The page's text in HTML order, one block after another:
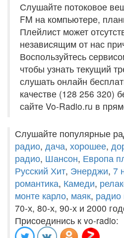
Слушайте потоковое
FM на компьютере,
Плейлист может
независящим от нас
Воспользуйтесь
чтобы узнать текущий
слушать онлайн
качестве (128 256 320)
сайте Vo-Radio.ru в
Слушайте популярные
радио, дача, хорошее,
радио, Шансон, Европа
Русский Хит, Энерджи, 7
романтика, Камеди,
монте карло, маяк, радио
70-х, 80-х, 90-х и 2000
Присоединись к vo-radio: